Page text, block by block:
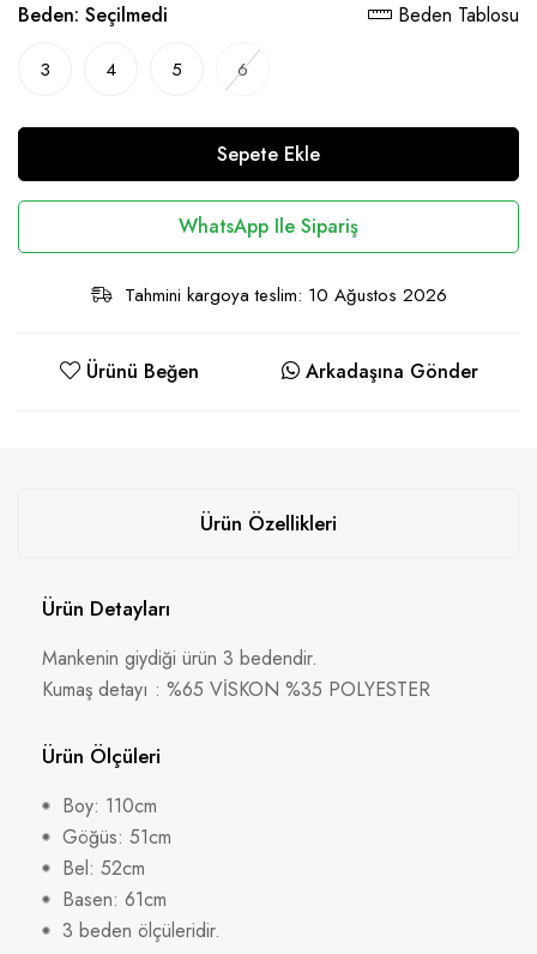
Beden: Seçilmedi Beden Tablosu
3 4 5 6
Sepete Ekle
WhatsApp Ile Sipariş
Tahmini kargoya teslim: 10 Ağustos 2026
Ürünü Beğen Arkadaşına Gönder
Ürün Özellikleri
Ürün Detayları
Mankenin giydiği ürün 3 bedendir.
Kumaş detayı : %65 VİSKON %35 POLYESTER
Ürün Ölçüleri
Boy: 110cm
Göğüs: 51cm
Bel: 52cm
Basen: 61cm
3 beden ölçüleridir.